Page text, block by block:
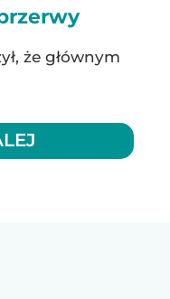
że głównym